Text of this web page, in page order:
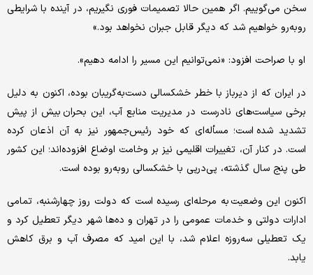
سخن می‌گوییم. اگر همین حالا تصمیمات فوری نگیریم، در آینده با شرایطی
روبه‌رو خواهیم شد که دیگر قابل جبران نخواهد بود.»
او با صراحت افزود: «نمی‌توانیم این مسیر را ادامه دهیم».
در ایران که از دیرباز با خطر خشکسالی دست‌به‌گریبان بوده، اکنون به دلیل
برخی سیاست‌های نادرست در مدیریت منابع آب، این بحران بیش از پیش
تشدید شده است؛ مسأله‌ای که خود رئیس‌جمهور نیز به آن اذعان کرده
است. در کنار آن، تغییرات اقلیمی نیز بر وخامت اوضاع افزوده‌اند؛ این کشور
طی پنج سال گذشته، پی‌درپی با خشکسالی روبه‌رو بوده است.
اکنون این وضعیت به مرحله‌ای رسیده است که دولت روز چهارشنبه، تمامی
ادارات دولتی و خدمات عمومی را در تهران و ده‌ها شهر دیگر تعطیل کرد و
یک تعطیلی سه‌روزه اعلام شد، با این امید که مصرف آب و برق کاهش
یابد.